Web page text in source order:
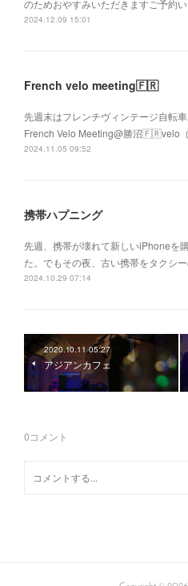
のためおやすみいただきますご予約
2024.12.09 15:01
French velo meeting🇫🇷
先週末はフレンチヴィンテージ自転
French Velo Meeting@勝沼🇫🇷velo
2024.11.05 09:52
携帯ハプニング
先週、携帯が壊れて新しいiPhoneを
た。でもその夜、古い携帯をタクシ
2024.10.29 07:14
2020.10.11 05:27
アジアンカフェ
0コメント